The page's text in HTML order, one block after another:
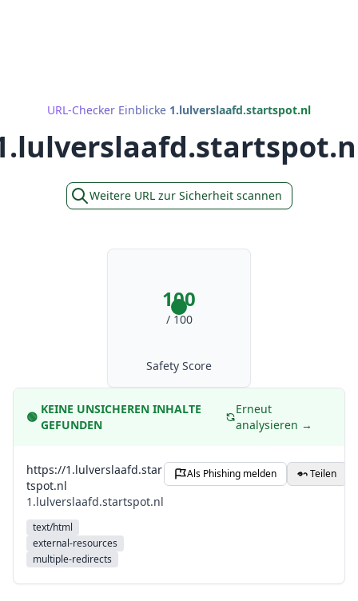
URL-Checker Einblicke 1.lulverslaafd.startspot.nl
Weitere URL zur Sicherheit scannen
100
/ 100
Safety Score
🟢
KEINE UNSICHEREN INHALTE
GEFUNDEN
Erneut
analysieren →
https://1.lulverslaafd.star
tspot.nl
1.lulverslaafd.startspot.nl
text/html
external-resources
multiple-redirects
Als Phishing melden Teilen